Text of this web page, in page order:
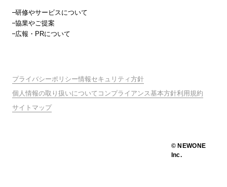
研修やサービスについて
協業やご提案
広報・PRについて
プライバシーポリシー情報セキュリティ方針
個人情報の取り扱いについて コンプライアンス基本方針利用規約
サイトマップ
© NEWONE
Inc.